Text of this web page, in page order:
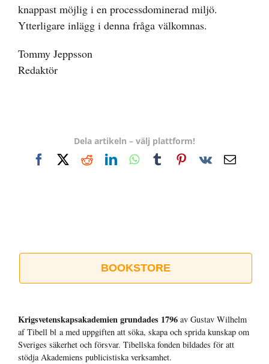
knappast möjlig i en processdominerad miljö.
Ytterligare inlägg i denna fråga välkomnas.
Tommy Jeppsson
Redaktör
Dela artikeln – välj plattform!
FacebookRedditLinkedInWhatsApp
TumblrPinterest
Vk
E-
BOOKSTORE
Krigsvetenskap­sakademien grundades 1796 av Gustav Wilhelm
af Tibell bl a med uppgiften att söka, skapa och sprida kunskap om
Sveriges säkerhet och försvar. Tibellska fonden bildades för att
stödja Akademiens publicistiska verksamhet.